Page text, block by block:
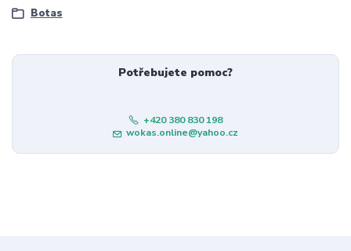
Botas
Potřebujete pomoc?
+420 380 830 198
wokas.online@yahoo.cz